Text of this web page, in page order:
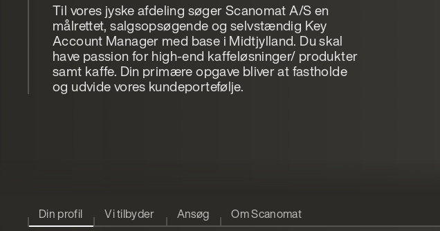
Til vores jyske afdeling søger Scanomat A/S en
målrettet, salgsopsøgende og selvstændig Key
Account Manager med base i Midtjylland. Du skal
have passion for high-end kaffeløsninger/ produkter
samt kaffe. Din primære opgave bliver at fastholde
og udvide vores kundeportefølje.
Din profil Vi tilbyder Ansøg Om Scanomat